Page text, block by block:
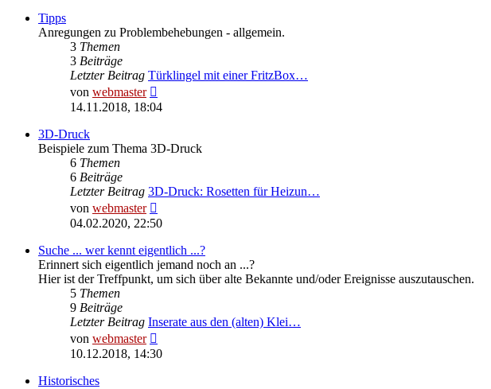
Tipps
Anregungen zu Problembehebungen - allgemein.
3 Themen
3 Beiträge
Letzter Beitrag Türklingel mit einer FritzBox…
von webmaster
Beitrag
14.11.2018, 18:04
3D-Druck
Beispiele zum Thema 3D-Druck
6 Themen
6 Beiträge
Letzter Beitrag 3D-Druck: Rosetten für Heizun…
von webmaster
Beitrag
04.02.2020, 22:50
Suche ... wer kennt eigentlich ...?
Erinnert sich eigentlich jemand noch an ...?
Hier ist der Treffpunkt, um sich über alte Bekannte und/oder Ereignisse auszutauschen.
5 Themen
9 Beiträge
Letzter Beitrag Inserate aus den (alten) Klei…
von webmaster
Beitrag
10.12.2018, 14:30
Historisches